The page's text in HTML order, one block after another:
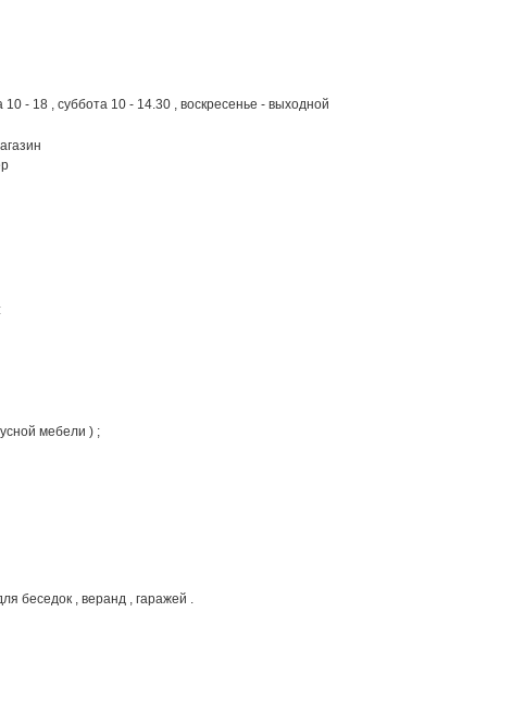
- 18 , суббота 10 - 14.30 , воскресенье - выходной
мебели ) ;
беседок , веранд , гаражей .